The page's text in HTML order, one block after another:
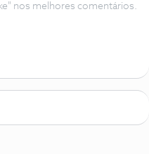
nos melhores comentários.